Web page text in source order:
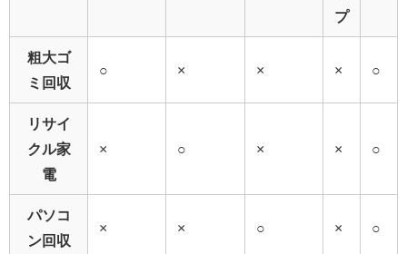
プ
粗大ゴ
ミ回収
○ × × × ○
リサイ
クル家
電
× ○ × × ○
パソコ
ン回収
× × ○ × ○